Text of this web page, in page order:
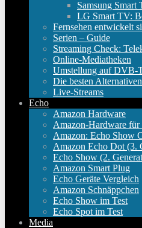
Samsung Smart
LG Smart TV:
Fernsehen entwickelt
Serien – Guide
Streaming Check:
Online-Mediatheken
Umstellung auf DVB-
Die besten
Live-Streams
Echo
Amazon Hardware
Amazon-Hardware für
Amazon: Echo Show
Amazon Echo Dot (3.
Echo Show (2.
Amazon Smart Plug
Echo Geräte Vergleich
Amazon Schnäppchen
Echo Show im Test
Echo Spot im Test
Media